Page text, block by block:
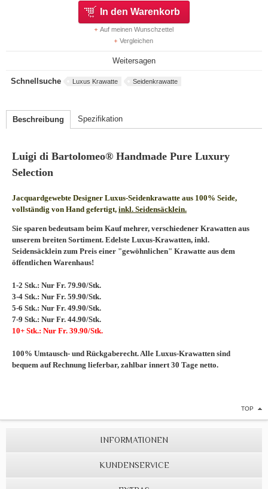
In den Warenkorb
Auf meinen Wunschzettel
Vergleichen
Weitersagen
Schnellsuche Luxus Krawatte Seidenkrawatte
Beschreibung Spezifikation
Luigi di Bartolomeo® Handmade Pure Luxury
Selection
Jacquardgewebte Designer Luxus-Seidenkrawatte aus 100% Seide,
vollständig von Hand gefertigt, inkl. Seidensäcklein.
Sie sparen bedeutsam beim Kauf mehrer, verschiedener Krawatten aus
unserem breiten Sortiment. Edelste Luxus-Krawatten, inkl.
Seidensäcklein zum Preis einer "gewöhnlichen" Krawatte aus dem
öffentlichen Warenhaus!
1-2 Stk.: Nur Fr. 79.90/Stk.
3-4 Stk.: Nur Fr. 59.90/Stk.
5-6 Stk.: Nur Fr. 49.90/Stk.
7-9 Stk.: Nur Fr. 44.90/Stk.
10+ Stk.: Nur Fr. 39.90/Stk.
100% Umtausch- und Rückgaberecht. Alle Luxus-Krawatten sind
bequem auf Rechnung lieferbar, zahlbar innert 30 Tage netto.
TOP
INFORMATIONEN
KUNDENSERVICE